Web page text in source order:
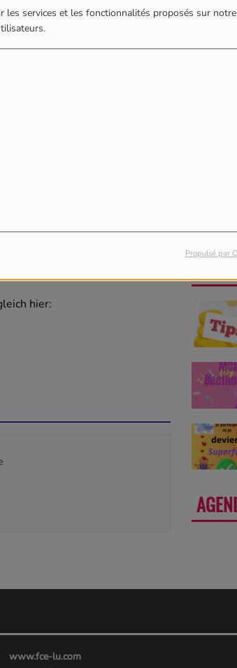
les services et les fonctionnalités proposés sur
Propulsé par
hier:
www.fce-lu.com